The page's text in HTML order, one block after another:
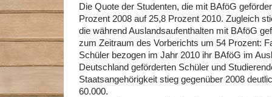
Die Quote der Studenten, die mit BAföG
Prozent 2008 auf 25,8 Prozent 2010. Zugleich
die während Auslandsaufenthalten mit BAföG
zum Zeitraum des Vorberichts um 54 Prozent:
Schüler bezogen im Jahr 2010 ihr BAföG im
Deutschland geförderten Schüler und
Staatsangehörigkeit stieg gegenüber 2008
60.000.